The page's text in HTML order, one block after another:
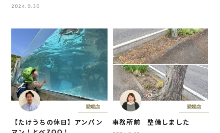
2024.9.30
愛媛店
【たけうちの休日】アンパン
愛媛店
事務所前 整備しました